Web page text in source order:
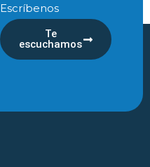
Escríbenos
Te
escuchamos